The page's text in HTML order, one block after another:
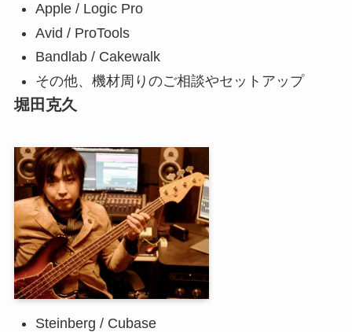
Apple / Logic Pro
Avid / ProTools
Bandlab / Cakewalk
その他、機材周りのご相談やセットアップ
堀田克久
Steinberg / Cubase